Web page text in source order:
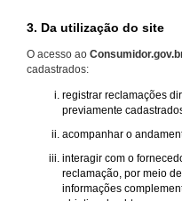
3. Da utilização do site
O acesso ao
cadastrados:
registrar reclamações
previamente
acompanhar o
interagir com o
reclamação, por meio
informações